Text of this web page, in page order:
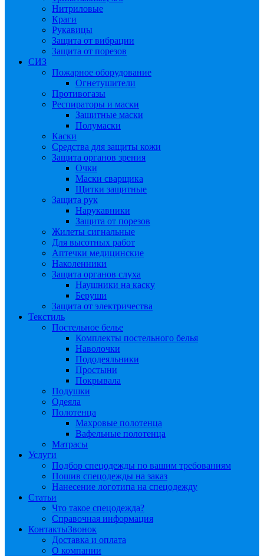
Нитриловые
Краги
Рукавицы
Защита от вибрации
Защита от порезов
СИЗ
Пожарное оборудование
Огнетушители
Противогазы
Респираторы и маски
Защитные маски
Полумаски
Каски
Средства для защиты кожи
Защита органов зрения
Очки
Маски сварщика
Щитки защитные
Защита рук
Нарукавники
Защита от порезов
Жилеты сигнальные
Для высотных работ
Аптечки медицинские
Наколенники
Защита органов слуха
Наушники на каску
Беруши
Защита от электричества
Текстиль
Постельное белье
Комплекты постельного белья
Наволочки
Пододеяльники
Простыни
Покрывала
Подушки
Одеяла
Полотенца
Махровые полотенца
Вафельные полотенца
Матрасы
Услуги
Подбор спецодежды по вашим требованиям
Пошив спецодежды на заказ
Нанесение логотипа на спецодежду
Статьи
Что такое спецодежда?
Справочная информация
КонтактыЗвонок
Доставка и оплата
О компании